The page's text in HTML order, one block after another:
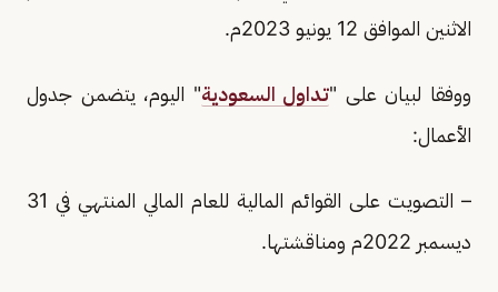
الاثنين الموافق 12 يونيو 2023م.
ووفقا لبيان على "تداول السعودية" اليوم، يتضمن جدول
الأعمال:
– التصويت على القوائم المالية للعام المالي المنتهي في 31
ديسمبر 2022م ومناقشتها.